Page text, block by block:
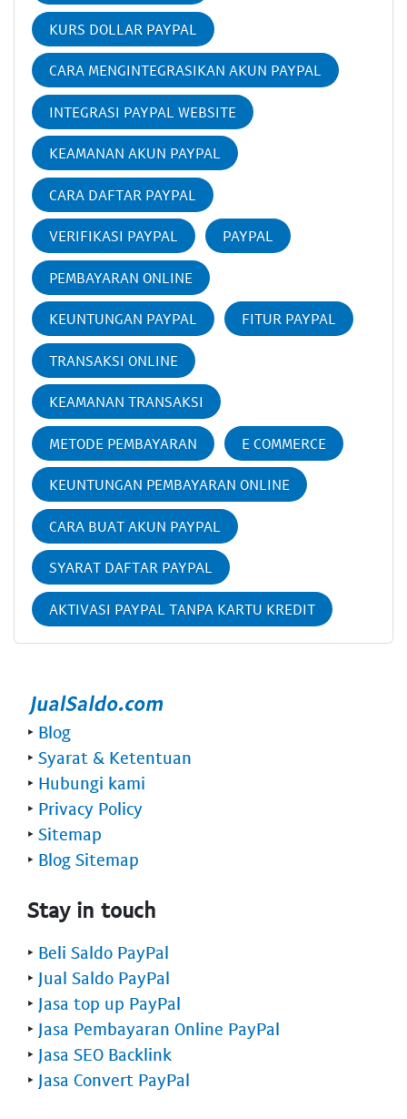
KURS DOLLAR PAYPAL
CARA MENGINTEGRASIKAN AKUN PAYPAL
INTEGRASI PAYPAL WEBSITE
KEAMANAN AKUN PAYPAL
CARA DAFTAR PAYPAL
VERIFIKASI PAYPAL PAYPAL
PEMBAYARAN ONLINE
KEUNTUNGAN PAYPAL FITUR PAYPAL
TRANSAKSI ONLINE
KEAMANAN TRANSAKSI
METODE PEMBAYARAN E COMMERCE
KEUNTUNGAN PEMBAYARAN ONLINE
CARA BUAT AKUN PAYPAL
SYARAT DAFTAR PAYPAL
AKTIVASI PAYPAL TANPA KARTU KREDIT
‣ Blog
‣ Syarat & Ketentuan
‣ Hubungi kami
‣ Privacy Policy
‣ Sitemap
‣ Blog Sitemap
Stay in touch
‣ Beli Saldo PayPal
‣ Jual Saldo PayPal
‣ Jasa top up PayPal
‣ Jasa Pembayaran Online PayPal
‣ Jasa SEO Backlink
‣ Jasa Convert PayPal